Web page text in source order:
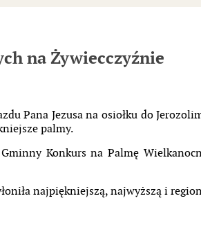
na Żywiecczyźnie
Pana Jezusa na osiołku do
palmy.
Konkurs na Palmę
najpiękniejszą, najwyższą i